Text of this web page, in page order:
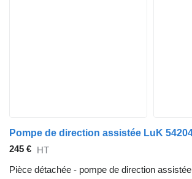
245 € HT
Pièce détachée - pompe de direction assistée